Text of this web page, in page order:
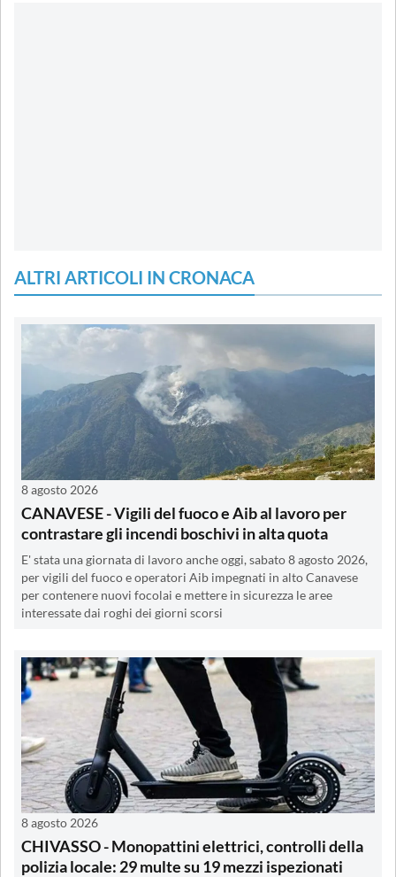
ALTRI ARTICOLI IN CRONACA
8 agosto 2026
CANAVESE - Vigili del fuoco e Aib al lavoro per
contrastare gli incendi boschivi in alta quota
E' stata una giornata di lavoro anche oggi, sabato 8 agosto 2026,
per vigili del fuoco e operatori Aib impegnati in alto Canavese
per contenere nuovi focolai e mettere in sicurezza le aree
interessate dai roghi dei giorni scorsi
8 agosto 2026
CHIVASSO - Monopattini elettrici, controlli della
polizia locale: 29 multe su 19 mezzi ispezionati